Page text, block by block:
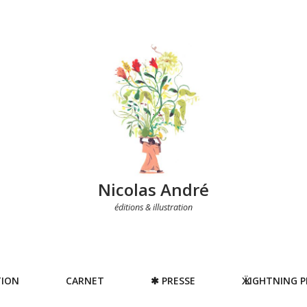
Nicolas André
éditions & illustration
CARNET ✱ PRESSE Ӝ LIGHTNING